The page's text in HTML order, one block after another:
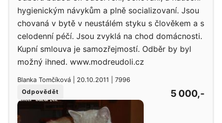
hygienickým návykům a plně socializovaní. Jsou
chovaná v bytě v neustálém styku s člověkem a s
celodenní péčí. Jsou zvyklá na chod domácnosti.
Kupní smlouva je samozřejmostí. Odběr by byl
možný ihned. www.modreudoli.cz
Blanka Tomčíková | 20.10.2011 | 7996
Odpovědět
5 000,-